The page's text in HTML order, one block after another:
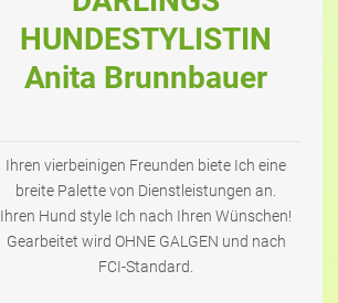
HUNDESTYLISTIN
Anita Brunnbauer
Ihren vierbeinigen Freunden biete Ich eine
breite Palette von Dienstleistungen an.
Ihren Hund style Ich nach Ihren Wünschen!
Gearbeitet wird OHNE GALGEN und nach
FCI-Standard.